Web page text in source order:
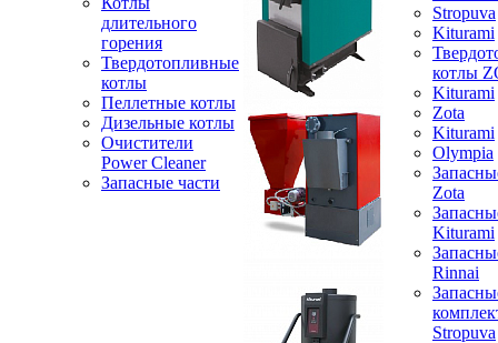
длительного
горения
Твердотопливные
котлы
Пеллетные котлы
Дизельные котлы
Очистители
Power Cleaner
Запасные части
Stropuva
Kiturami
котлы
Kiturami
Zota
Kiturami
Olympia
Zota
Kiturami
Rinnai
Stropuva